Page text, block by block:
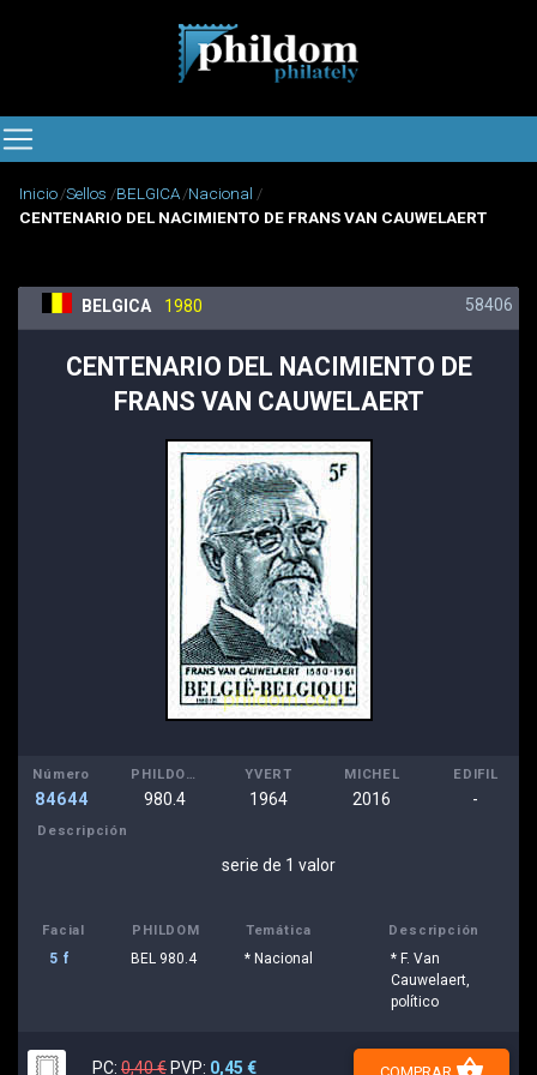
Inicio Sellos BELGICA Nacional
CENTENARIO DEL NACIMIENTO DE FRANS VAN CAUWELAERT
BELGICA 1980 58406
CENTENARIO DEL NACIMIENTO DE
FRANS VAN CAUWELAERT
Número
84644
PHILDOM
980.4
YVERT
1964
MICHEL
2016
EDIFIL
-
Descripción
serie de 1 valor
Facial PHILDOM Temática Descripción
5 f BEL 980.4 * Nacional
* F. Van
Cauwelaert,
político
PC: 0,40 € PVP: 0,45 €